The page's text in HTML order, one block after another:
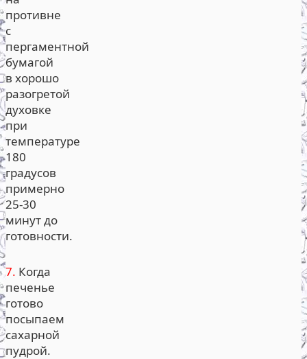
противне
с
пергаментной
бумагой
в хорошо
разогретой
духовке
при
температуре
180
градусов
примерно
25-30
минут до
готовности.
7. Когда
печенье
готово
посыпаем
сахарной
пудрой.